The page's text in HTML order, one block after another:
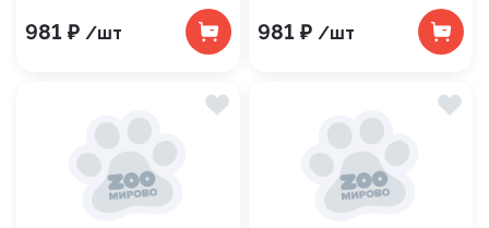
981 ₽ /шт 981 ₽ /шт